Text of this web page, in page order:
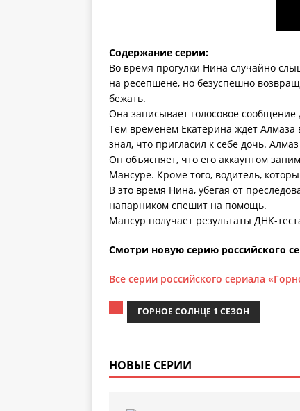
Содержание серии:
Во время прогулки Нина случайно
на ресепшене, но безуспешно
бежать.
Она записывает голосовое
Тем временем Екатерина ждет Алмаза
знал, что пригласил к себе дочь.
Он объясняет, что его аккаунтом
Мансуре. Кроме того, водитель,
В это время Нина, убегая от
напарником спешит на помощь.
Мансур получает результаты ДНК-
Смотри новую серию российского
Все серии российского сериала
ГОРНОЕ СОЛНЦЕ 1 СЕЗОН
НОВЫЕ СЕРИИ